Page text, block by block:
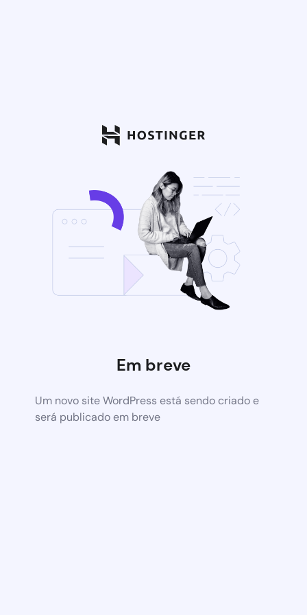
Em breve
Um novo site WordPress está sendo criado e
será publicado em breve